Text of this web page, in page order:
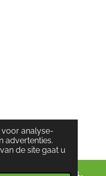
analyse-
advertenties.
de site gaat u